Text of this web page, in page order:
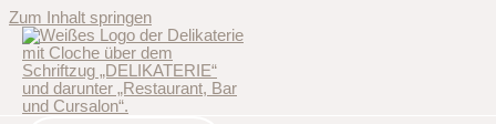
Zum Inhalt springen